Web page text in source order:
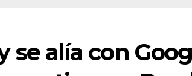
se alía con